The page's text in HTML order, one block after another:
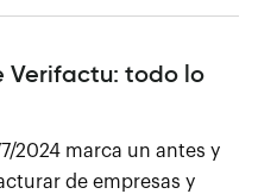
Verifactu: todo lo
2024 marca un antes y
de empresas y